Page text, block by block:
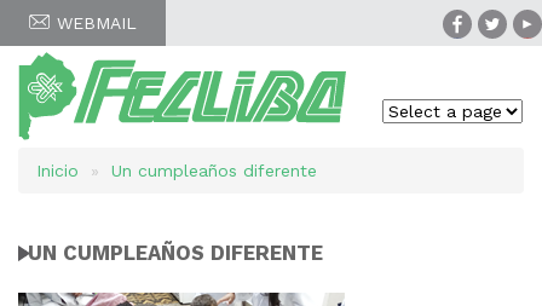
WEBMAIL
Sobrescribir
Inicio Un cumpleaños diferente
UN CUMPLEAÑOS DIFERENTE